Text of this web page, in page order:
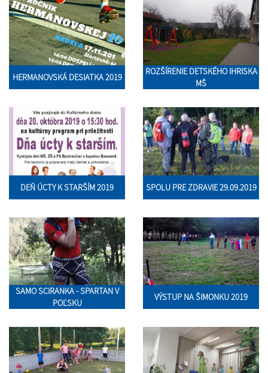
HERMANOVSKÁ DESIATKA 2019
ROZŠÍRENIE DETSKÉHO IHRISKA
MŠ
DEŇ ÚCTY K STARŠÍM 2019 SPOLU PRE ZDRAVIE 29.09.2019
SAMO SCIRANKA - SPARTAN V
POĽSKU
VÝSTUP NA ŠIMONKU 2019